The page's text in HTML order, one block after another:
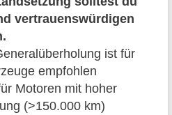
vertrauenswürdigen
ist für
empfohlen
Motoren mit hoher
(>150.000 km)